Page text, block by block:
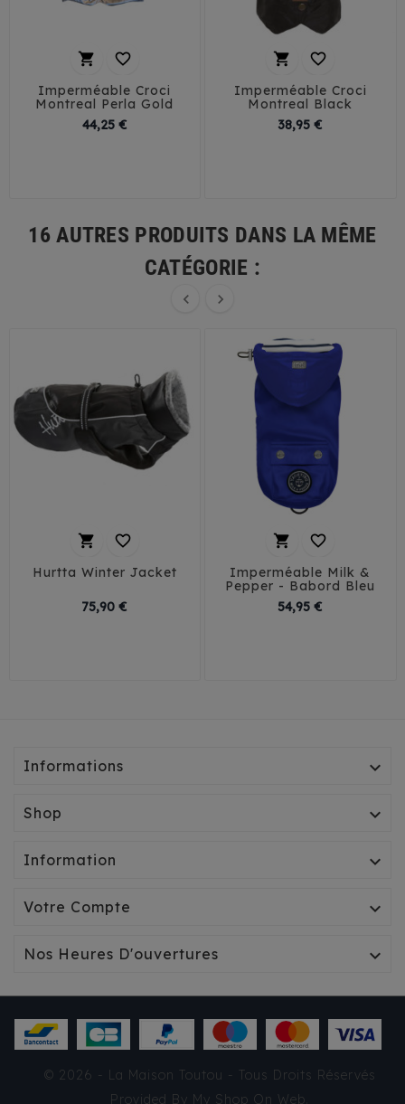
 
Imperméable Croci
Montreal Perla Gold
44,25 €Prix
 
Imperméable Croci
Montreal Black
38,95 €
16 AUTRES PRODUITS DANS LA MÊME
CATÉGORIE :
 
 
Hurtta Winter Jacket
75,90 €
 
Imperméable Milk &
Pepper - Babord Bleu
54,95 €
IMPERMÉABLE CROCI
Informations 
Shop 
Information 
Votre Compte 
Nos Heures D'ouvertures 
© 2026 - La Maison Toutou - Tous Droits Réservés
Provided By My Shop On Web